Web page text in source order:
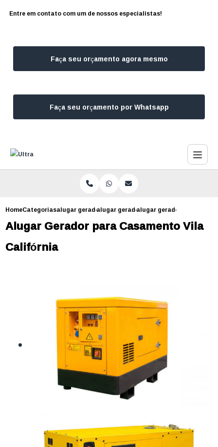
Entre em contato com um de nossos especialistas!
Faça seu orçamento agora mesmo
Faça seu orçamento por Whatsapp
HomeCategoriasalugar geradoresalugar gerador de energia campo belo
alugar gerador para
Alugar Gerador para Casamento Vila
Califórnia